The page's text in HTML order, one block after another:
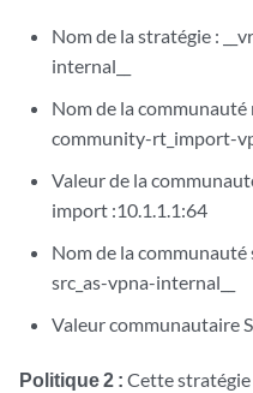
Nom de la stratégie :
internal__
Nom de la
community-rt_import-
Valeur de la
import :10.1.1.1:64
Nom de la
src_as-vpna-internal__
Valeur communautaire
Politique 2 : Cette